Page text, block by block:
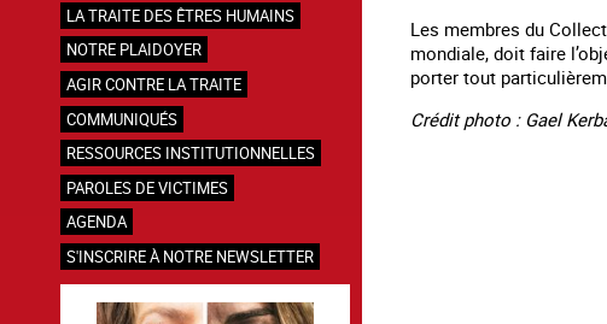
LA TRAITE DES ÊTRES HUMAINS
NOTRE PLAIDOYER
AGIR CONTRE LA TRAITE
COMMUNIQUÉS
RESSOURCES INSTITUTIONNELLES
PAROLES DE VICTIMES
AGENDA
S'INSCRIRE À NOTRE NEWSLETTER
Les membres du
mondiale, doit faire
porter tout
Crédit photo : Gael